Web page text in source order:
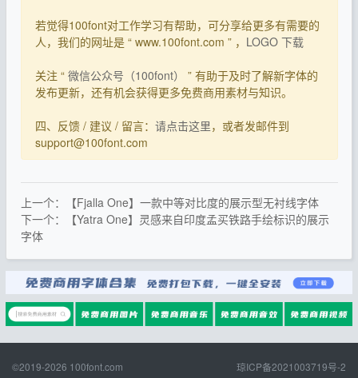
若觉得100font对工作学习有帮助，可分享给更多有需要的
人，我们的网址是 “ www.100font.com ” ， LOGO 下载
关注 “ 微信公众号（100font）
” 有助于及时了解新字体的
发布更新，还有机会获得更多免费商用素材与知识。
四、反馈 / 建议 / 留言： 请点击这里，或者发邮件到
support@100font.com
上一个：【Fjalla One】一款中等对比度的展示型无衬线字体
下一个：【Yatra One】灵感来自印度孟买铁路手绘标识的展示
字体
©2019-2026 100font.com 琼ICP备2021003719号-2